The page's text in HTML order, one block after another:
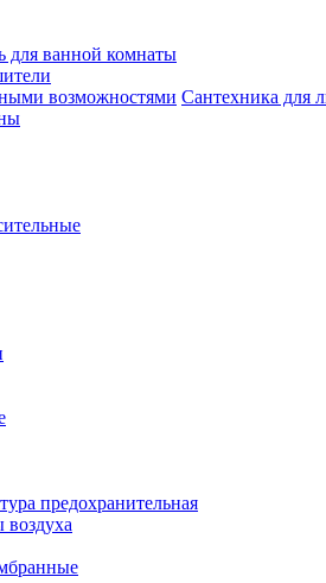
для ванной комнаты
Сантехника для
предохранительная
воздуха